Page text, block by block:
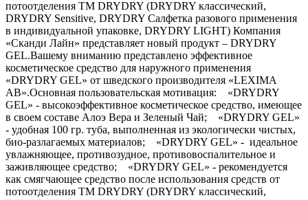
потоотделения ТМ DRYDRY (DRYDRY классический,
DRYDRY Sensitive, DRYDRY Салфетка разового применения
в индивидуальной упаковке, DRYDRY LIGHT) Компания
«Сканди Лайн» представляет новый продукт – DRYDRY
GEL.Вашему вниманию представлено эффективное
косметическое средство для наружного применения
«DRYDRY GEL» от шведского производителя «LEXIMA
AB».Основная пользовательская мотивация: «DRYDRY
GEL» - высокоэффективное косметическое средство, имеющее
в своем составе Алоэ Вера и Зеленый Чай; «DRYDRY GEL»
- удобная 100 гр. туба, выполненная из экологически чистых,
био-разлагаемых материалов; «DRYDRY GEL» - идеальное
увлажняющее, противозудное, противовоспалительное и
заживляющее средство; «DRYDRY GEL» - рекомендуется
как смягчающее средство после использования средств от
потоотделения ТМ DRYDRY (DRYDRY классический,